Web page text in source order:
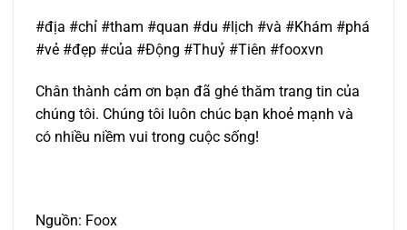
#địa #chỉ #tham #quan #du #lịch #và #Khám #phá
#vẻ #đẹp #của #Động #Thuỷ #Tiên #fooxvn
Chân thành cảm ơn bạn đã ghé thăm trang tin của
chúng tôi. Chúng tôi luôn chúc bạn khoẻ mạnh và
có nhiều niềm vui trong cuộc sống!
Nguồn: Foox